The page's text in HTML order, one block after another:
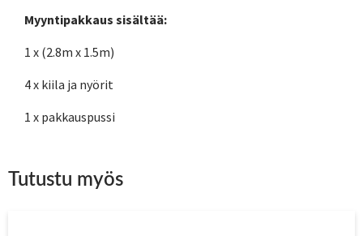
Myyntipakkaus sisältää:
1 x (2.8m x 1.5m)
4 x kiila ja nyörit
1 x pakkauspussi
Tutustu myös